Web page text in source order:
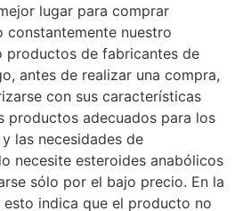
lugar para comprar
constantemente nuestro
de fabricantes de
antes de realizar una compra,
con sus características
productos adecuados para los
las necesidades de
necesite esteroides anabólicos
sólo por el bajo precio. En la
esto indica que el producto no